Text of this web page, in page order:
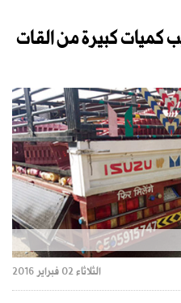
كبيرة من القات
الثلاثاء 02 فبراير 2016